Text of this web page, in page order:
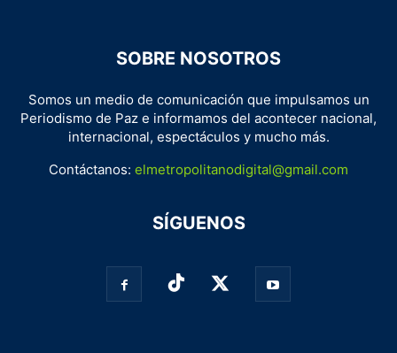
SOBRE NOSOTROS
Somos un medio de comunicación que impulsamos un
Periodismo de Paz e informamos del acontecer nacional,
internacional, espectáculos y mucho más.
Contáctanos: elmetropolitanodigital@gmail.com
SÍGUENOS